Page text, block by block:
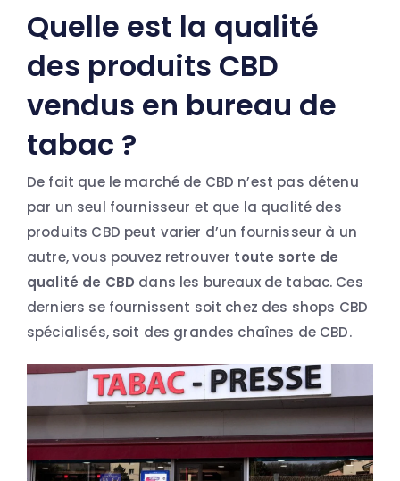
Quelle est la qualité
des produits CBD
vendus en bureau de
tabac ?
De fait que le marché de CBD n’est pas détenu
par un seul fournisseur et que la qualité des
produits CBD peut varier d’un fournisseur à un
autre, vous pouvez retrouver toute sorte de
qualité de CBD dans les bureaux de tabac. Ces
derniers se fournissent soit chez des shops CBD
spécialisés, soit des grandes chaînes de CBD.